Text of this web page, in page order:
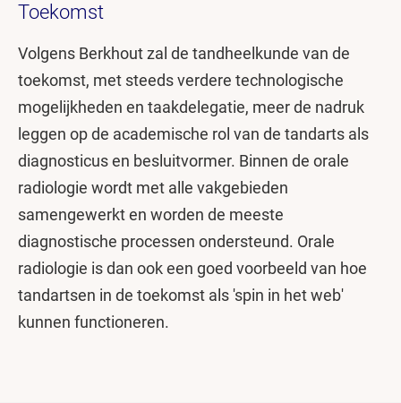
Toekomst
Volgens Berkhout zal de tandheelkunde van de
toekomst, met steeds verdere technologische
mogelijkheden en taakdelegatie, meer de nadruk
leggen op de academische rol van de tandarts als
diagnosticus en besluitvormer. Binnen de orale
radiologie wordt met alle vakgebieden
samengewerkt en worden de meeste
diagnostische processen ondersteund. Orale
radiologie is dan ook een goed voorbeeld van hoe
tandartsen in de toekomst als 'spin in het web'
kunnen functioneren.